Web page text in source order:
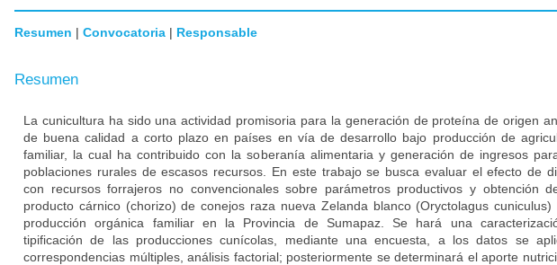
Resumen | Convocatoria | Responsable
Resumen
La cunicultura ha sido una actividad promisoria para la generación de proteína de origen
de buena calidad a corto plazo en países en vía de desarrollo bajo producción de
familiar, la cual ha contribuido con la soberanía alimentaria y generación de ingresos
poblaciones rurales de escasos recursos. En este trabajo se busca evaluar el efecto de
con recursos forrajeros no convencionales sobre parámetros productivos y obtención
producto cárnico (chorizo) de conejos raza nueva Zelanda blanco (Oryctolagus cuniculus)
producción orgánica familiar en la Provincia de Sumapaz. Se hará una
tipificación de las producciones cunícolas, mediante una encuesta, a los datos se
correspondencias múltiples, análisis factorial; posteriormente se determinará el aporte